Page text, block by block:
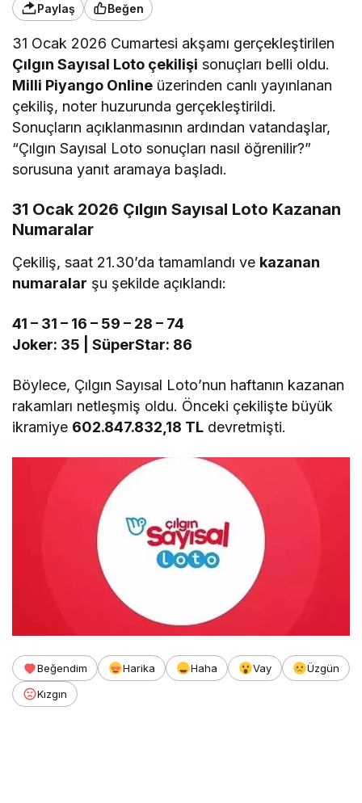
Paylaş Beğen
31 Ocak 2026 Cumartesi akşamı gerçekleştirilen
Çılgın Sayısal Loto çekilişi sonuçları belli oldu.
Milli Piyango Online üzerinden canlı yayınlanan
çekiliş, noter huzurunda gerçekleştirildi.
Sonuçların açıklanmasının ardından vatandaşlar,
“Çılgın Sayısal Loto sonuçları nasıl öğrenilir?”
sorusuna yanıt aramaya başladı.
31 Ocak 2026 Çılgın Sayısal Loto Kazanan
Numaralar
Çekiliş, saat 21.30’da tamamlandı ve kazanan
numaralar şu şekilde açıklandı:
41 – 31 – 16 – 59 – 28 – 74
Joker: 35 | SüperStar: 86
Böylece, Çılgın Sayısal Loto’nun haftanın kazanan
rakamları netleşmiş oldu. Önceki çekilişte büyük
ikramiye 602.847.832,18 TL devretmişti.
Beğendim Harika Haha Vay
Üzgün
Kızgın